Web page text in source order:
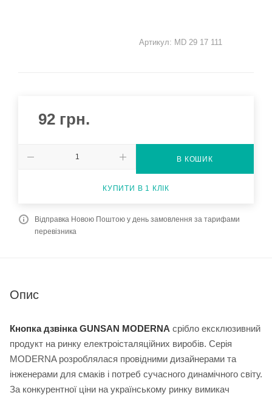
Артикул: MD 29 17 111
92 грн.
В КОШИК
КУПИТИ В 1 КЛІК
Відправка Новою Поштою у день замовлення за тарифами
перевізника
Опис
Кнопка дзвінка GUNSAN MODERNA срібло ексклюзивний
продукт на ринку електроісталяційних виробів. Серія
MODERNA розроблялася провідними дизайнерами та
інженерами для смаків і потреб сучасного динамічного світу.
За конкурентної ціни на українському ринку вимикач